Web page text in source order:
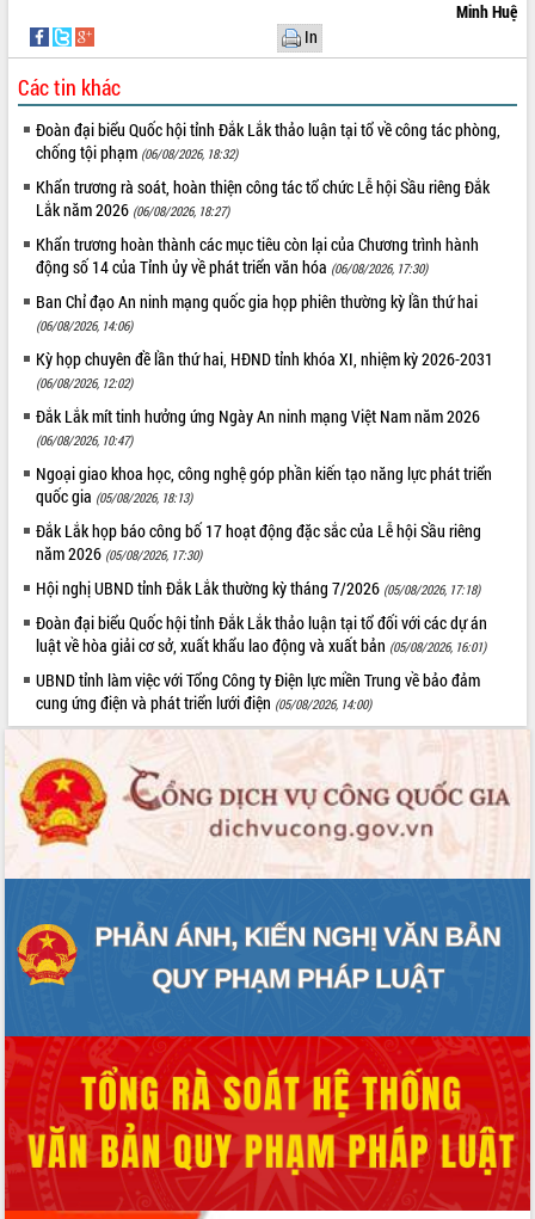
Nâng cao hiệu quả hoạt động của các
doanh nghiệp nhà nước
Hội nghị triển khai kết nối mạng
truyền số liệu chuyên dùng phục vụ cơ
quan Đảng, Nhà nước
Lễ phát động chuỗi hoạt động chung
tay làm sạch môi trường
Xã Ea Kar bước chuyển mình trong
công tác cải cách hành chính mô hình
mới
UBND tỉnh họp báo định kỳ tháng 4
năm 2026
Hội thảo khoa học “Giải pháp thúc đẩy
phát triển nền kinh tế xanh tại tỉnh
Đắk Lắk”
Tăng cường giám sát, đôn đốc thực
hiện nhiệm vụ quản lý tài sản công
hàng tuần
Tháo gỡ những vướng mắc, đẩy mạnh
công tác cải cách thủ tục hành chính
tại Trung tâm Phục vụ hành chính
công tỉnh
Đắk Lắk: Tôn vinh 46 giải pháp tại Hội
thi Sáng tạo Kỹ thuật 2024 - 2025
Đắk Lắk rà soát, điều chỉnh Đề án 190
về phát triển nuôi trồng thủy sản
Phó Chủ tịch UBND tỉnh Đắk Lắk
Trương Công Thái kiểm tra thực địa
Dự án cao tốc Khánh Hòa - Buôn Ma
Thuột
Định vị cà phê Việt Nam như một “di
sản sống” trong dòng chảy toàn cầu
Xây dựng nông thôn mới: Nâng cao đời
Quyết liệt tháo gỡ vướng mắc, đẩy
nhanh tiến độ các dự án trọng điểm
trong Khu kinh tế Nam Phú Yên
tồn biển
Lấy ý kiến điều chỉnh Quy hoạch tỉnh
Đắk Lắk thời kỳ 2021-2030, tầm nhìn
đến năm 2050
Phát động chiến dịch 30 ngày đêm
giải phóng mặt bằng Tuyến đường bộ
ven biển
Minh Huệ
In
Các tin khác
Đoàn đại biểu Quốc hội tỉnh Đắk Lắk thảo luận tại tổ về công tác phòng,
chống tội phạm (06/08/2026, 18:32)
Khẩn trương rà soát, hoàn thiện công tác tổ chức Lễ hội Sầu riêng Đắk
Lắk năm 2026 (06/08/2026, 18:27)
Khẩn trương hoàn thành các mục tiêu còn lại của Chương trình hành
động số 14 của Tỉnh ủy về phát triển văn hóa (06/08/2026, 17:30)
Ban Chỉ đạo An ninh mạng quốc gia họp phiên thường kỳ lần thứ hai
(06/08/2026, 14:06)
Kỳ họp chuyên đề lần thứ hai, HĐND tỉnh khóa XI, nhiệm kỳ 2026-2031
(06/08/2026, 12:02)
Đắk Lắk mít tinh hưởng ứng Ngày An ninh mạng Việt Nam năm 2026
(06/08/2026, 10:47)
Ngoại giao khoa học, công nghệ góp phần kiến tạo năng lực phát triển
quốc gia (05/08/2026, 18:13)
Đắk Lắk họp báo công bố 17 hoạt động đặc sắc của Lễ hội Sầu riêng
năm 2026 (05/08/2026, 17:30)
Hội nghị UBND tỉnh Đắk Lắk thường kỳ tháng 7/2026 (05/08/2026, 17:18)
Đoàn đại biểu Quốc hội tỉnh Đắk Lắk thảo luận tại tổ đối với các dự án
luật về hòa giải cơ sở, xuất khẩu lao động và xuất bản (05/08/2026, 16:01)
UBND tỉnh làm việc với Tổng Công ty Điện lực miền Trung về bảo đảm
cung ứng điện và phát triển lưới điện (05/08/2026, 14:00)